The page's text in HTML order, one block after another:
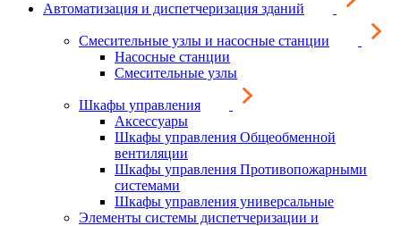
Автоматизация и диспетчеризация зданий
Смесительные узлы и насосные станции
Насосные станции
Смесительные узлы
Шкафы управления
Аксессуары
Шкафы управления Общеобменной
вентиляции
Шкафы управления Противопожарными
системами
Шкафы управления универсальные
Элементы системы диспетчеризации и